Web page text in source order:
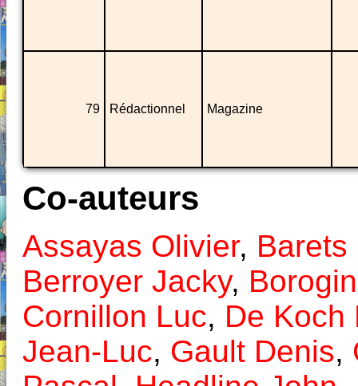
79 Rédactionnel Magazine
Co-auteurs
Assayas Olivier, Barets
Berroyer Jacky,
Cornillon Luc, De Koch
Jean-Luc, Gault Denis,